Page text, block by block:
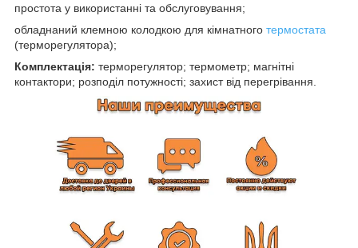
простота у використанні та обслуговування;
обладнаний клемною колодкою для кімнатного термостата
(терморегулятора);
Комплектація: терморегулятор; термометр; магнітні
контактори; розподіл потужності; захист від перегрівання.